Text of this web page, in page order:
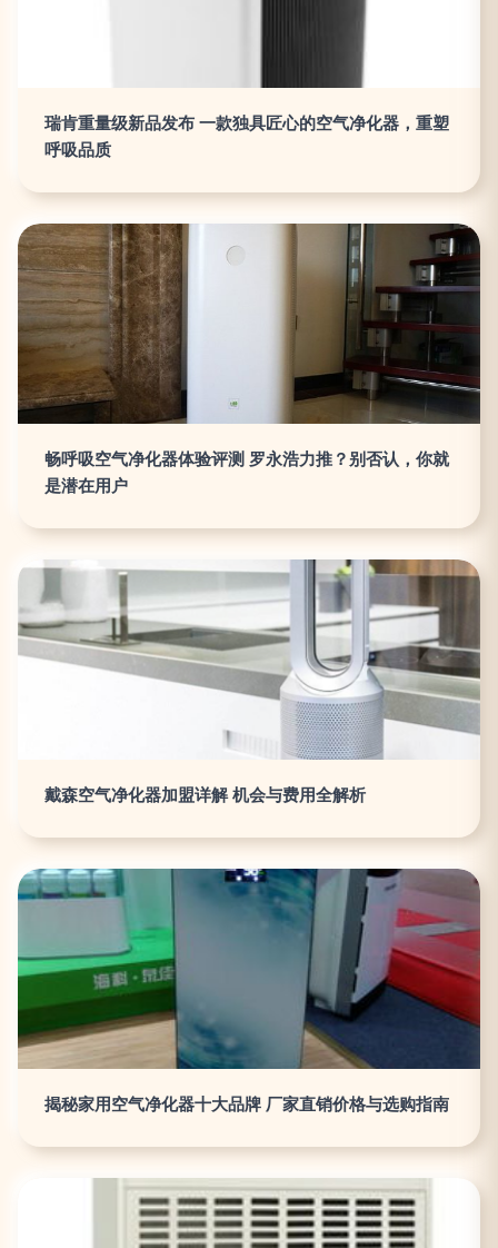
瑞肯重量级新品发布 一款独具匠心的空气净化器，重塑
呼吸品质
畅呼吸空气净化器体验评测 罗永浩力推？别否认，你就
是潜在用户
戴森空气净化器加盟详解 机会与费用全解析
揭秘家用空气净化器十大品牌 厂家直销价格与选购指南